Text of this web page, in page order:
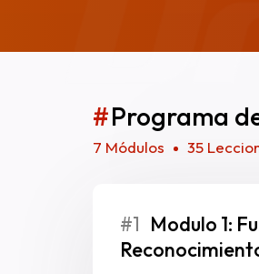
#Programa
7 Módulos 35
#1 Modulo 1: